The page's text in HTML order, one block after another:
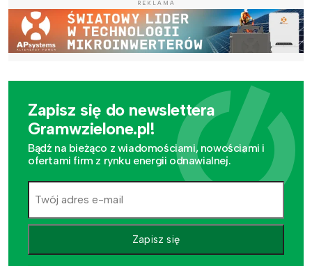
REKLAMA
Zapisz się do newslettera
Gramwzielone.pl!
Bądź na bieżąco z wiadomościami, nowościami i
ofertami firm z rynku energii odnawialnej.
Zapisz się